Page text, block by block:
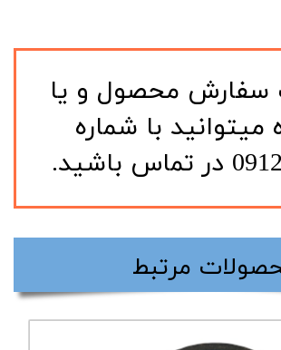
سفارش محصول و یا
میتوانید با شماره
باشید.
مرتبط